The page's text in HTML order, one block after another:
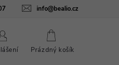
info@bealio.cz
údajů O nás Péče o šperky
NÁKUPNÍ
Prázdný košík